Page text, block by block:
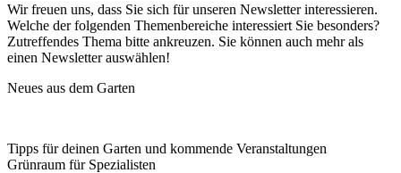
Wir freuen uns, dass Sie sich für unseren Newsletter interessieren.
Welche der folgenden Themenbereiche interessiert Sie besonders?
Zutreffendes Thema bitte ankreuzen. Sie können auch mehr als
einen Newsletter auswählen!
Neues aus dem Garten
Tipps für deinen Garten und kommende Veranstaltungen
Grünraum für Spezialisten